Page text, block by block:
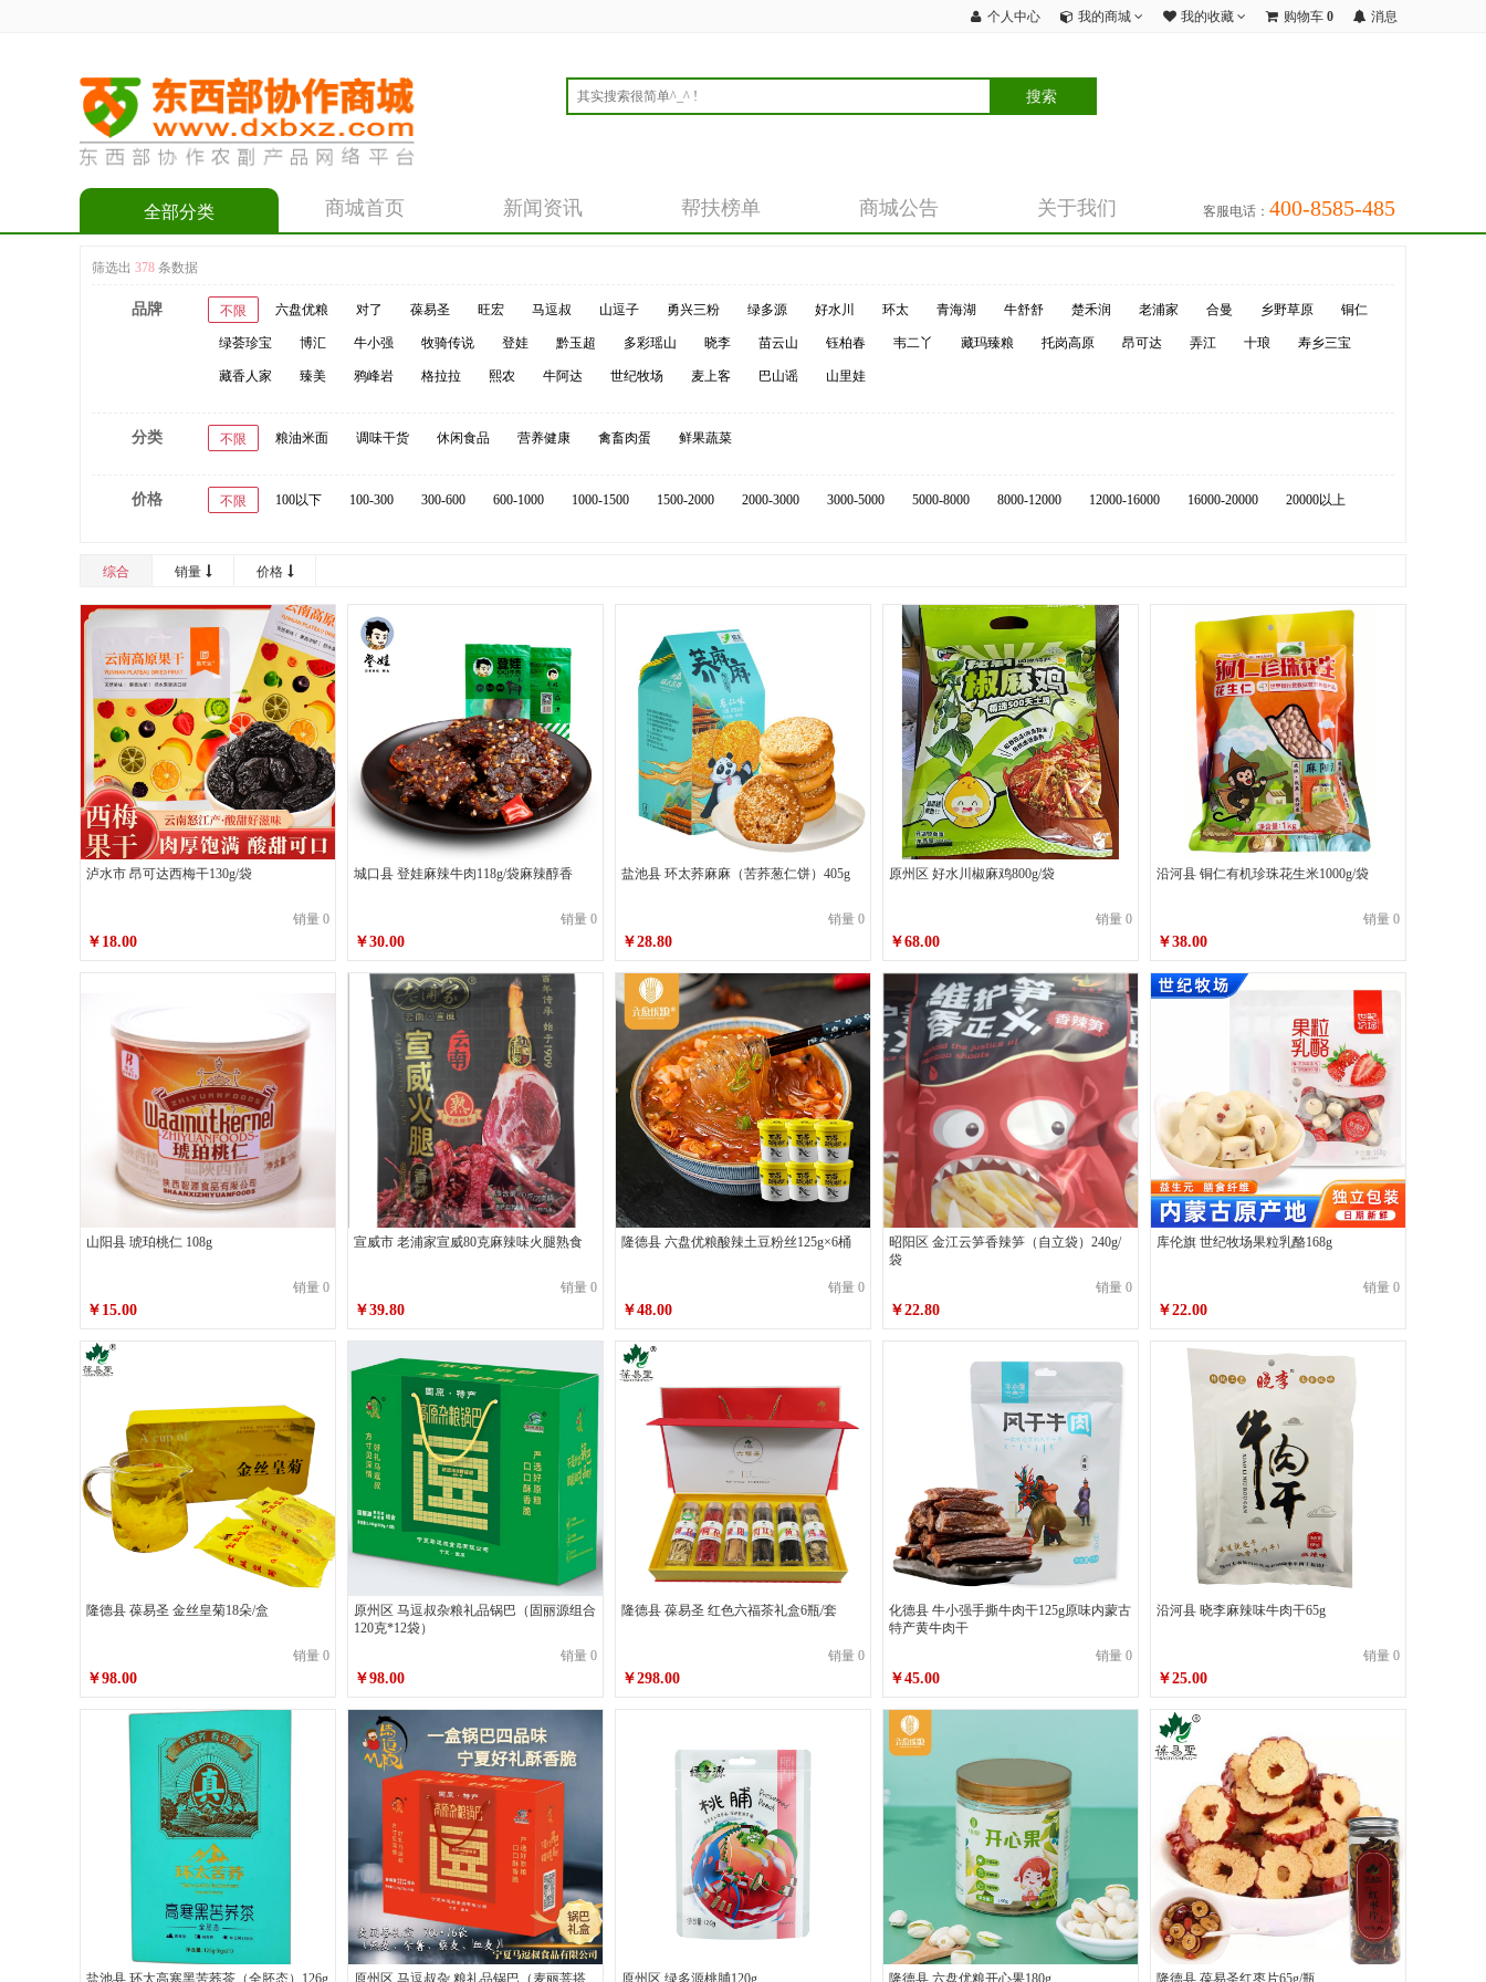
个人中心 我的商城 我的收藏 购物车 0 消息
商城首页 新闻资讯 帮扶榜单 商城公告 关于我们 客服电话： 400-8585-485
全部分类
筛选出 378 条数据
品牌 不限 六盘优粮 对了 葆易圣 旺宏 马逗叔 山逗子 勇兴三粉 绿多源 好水川 环太 青海湖 牛舒舒 楚禾润 老浦家 合曼 乡野草原 铜仁
绿荟珍宝 博汇 牛小强 牧骑传说 登娃 黔玉超 多彩瑶山 晓李 苗云山 钰柏春 韦二丫 藏玛臻粮 托岗高原 昂可达 弄江 十琅 寿乡三宝
藏香人家 臻美 鸦峰岩 格拉拉 熙农 牛阿达 世纪牧场 麦上客 巴山谣 山里娃
分类 不限 粮油米面 调味干货 休闲食品 营养健康 禽畜肉蛋 鲜果蔬菜
价格 不限 100以下 100-300 300-600 600-1000 1000-1500 1500-2000 2000-3000 3000-5000 5000-8000 8000-12000 12000-16000 16000-20000 20000以上
综合 销量 价格
泸水市 昂可达西梅干130g/袋
销量 0
￥18.00
城口县 登娃麻辣牛肉118g/袋麻辣醇香
销量 0
￥30.00
盐池县 环太荞麻麻（苦荞葱仁饼）405g
销量 0
￥28.80
原州区 好水川椒麻鸡800g/袋
销量 0
￥68.00
沿河县 铜仁有机珍珠花生米1000g/袋
销量 0
￥38.00
山阳县 琥珀桃仁 108g
销量 0
￥15.00
宣威市 老浦家宣威80克麻辣味火腿熟食
销量 0
￥39.80
隆德县 六盘优粮酸辣土豆粉丝125g×6桶
销量 0
￥48.00
昭阳区 金江云笋香辣笋（自立袋）240g/
袋
销量 0
￥22.80
库伦旗 世纪牧场果粒乳酪168g
销量 0
￥22.00
隆德县 葆易圣 金丝皇菊18朵/盒
销量 0
￥98.00
原州区 马逗叔杂粮礼品锅巴（固丽源组合
120克*12袋）
销量 0
￥98.00
隆德县 葆易圣 红色六福茶礼盒6瓶/套
销量 0
￥298.00
化德县 牛小强手撕牛肉干125g原味内蒙古
特产黄牛肉干
销量 0
￥45.00
沿河县 晓李麻辣味牛肉干65g
销量 0
￥25.00
原州区 马逗叔杂 粮礼品锅巴（麦丽菩搭 原州区 绿多源桃脯120g 隆德县 六盘优粮开心果180g 隆德县 葆易圣红枣片65g/瓶